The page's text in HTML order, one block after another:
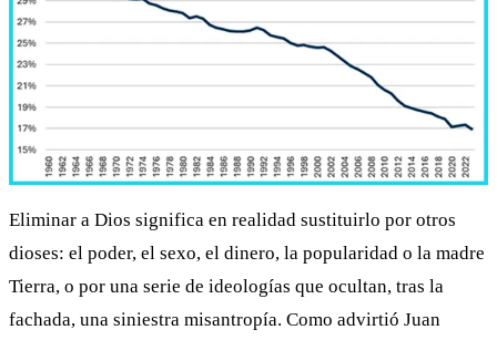
Eliminar a Dios significa en realidad sustituirlo por otros
dioses: el poder, el sexo, el dinero, la popularidad o la madre
Tierra, o por una serie de ideologías que ocultan, tras la
fachada, una siniestra misantropía. Como advirtió Juan